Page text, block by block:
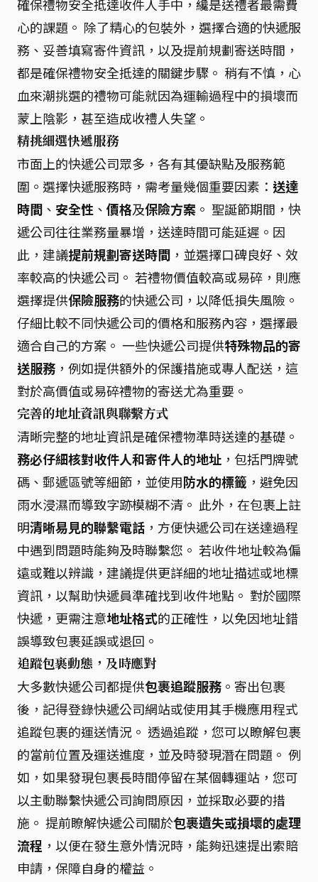
確保禮物安全抵達收件人手中，纔是送禮者最需費
心的課題。 除了精心的包裝外，選擇合適的快遞服
務、妥善填寫寄件資訊，以及提前規劃寄送時間，
都是確保禮物安全抵達的關鍵步驟。 稍有不慎，心
血來潮挑選的禮物可能就因為運輸過程中的損壞而
蒙上陰影，甚至造成收禮人失望。
精挑細選快遞服務
市面上的快遞公司眾多，各有其優缺點及服務範
圍。選擇快遞服務時，需考量幾個重要因素： 送達
時間 、 安全性 、 價格及保險方案 。 聖誕節期間，快
遞公司往往業務量暴增，送達時間可能延遲。因
此，建議提前規劃寄送時間 ，並選擇口碑良好、效
率較高的快遞公司。 若禮物價值較高或易碎，則應
選擇提供保險服務的快遞公司，以降低損失風險。
仔細比較不同快遞公司的價格和服務內容，選擇最
適合自己的方案。 一些快遞公司提供特殊物品的寄
送服務 ，例如提供額外的保護措施或專人配送，這
對於高價值或易碎禮物的寄送尤為重要。
完善的地址資訊與聯繫方式
清晰完整的地址資訊是確保禮物準時送達的基礎。
務必仔細核對收件人和寄件人的地址 ，包括門牌號
碼、郵遞區號等細節，並使用防水的標籤 ，避免因
雨水浸濕而導致字跡模糊不清。 此外，在包裹上註
明清晰易見的聯繫電話 ，方便快遞公司在送達過程
中遇到問題時能夠及時聯繫您。 若收件地址較為偏
遠或難以辨識，建議提供更詳細的地址描述或地標
資訊，以幫助快遞員準確找到收件地點。 對於國際
快遞，更需注意地址格式的正確性，以免因地址錯
誤導致包裹延誤或退回。
追蹤包裹動態，及時應對
大多數快遞公司都提供包裹追蹤服務 。寄出包裹
後，記得登錄快遞公司網站或使用其手機應用程式
追蹤包裹的運送情況。 透過追蹤，您可以瞭解包裹
的當前位置及運送進度，並及時發現潛在問題。 例
如，如果發現包裹長時間停留在某個轉運站，您可
以主動聯繫快遞公司詢問原因，並採取必要的措
施。 提前瞭解快遞公司關於包裹遺失或損壞的處理
流程 ，以便在發生意外情況時，能夠迅速提出索賠
申請，保障自身的權益。